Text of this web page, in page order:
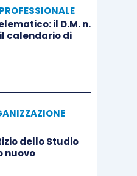
il D.M. n.
calendario di
dello Studio
nuovo